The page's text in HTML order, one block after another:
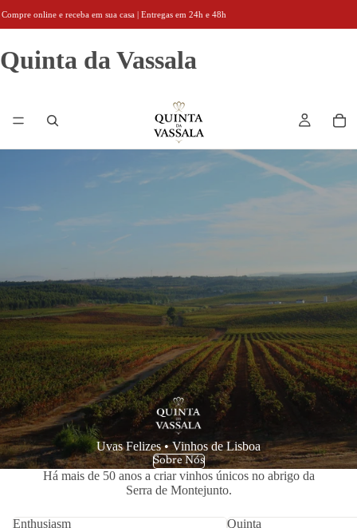
Compre online e receba em sua casa | Entregas em 24h e 48h
Quinta da Vassala
Uvas Felizes • Vinhos de Lisboa
Sobre Nós
Há mais de 50 anos a criar vinhos únicos no abrigo da
Serra de Montejunto.
Enthusiasm
Quinta